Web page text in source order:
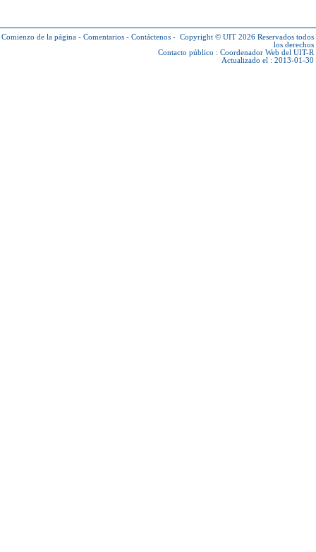
Comienzo de la página - Comentarios - Contáctenos - Copyright © UIT 2026 Reservados todos
los derechos
Contacto público : Coordenador Web del UIT-R
Actualizado el : 2013-01-30